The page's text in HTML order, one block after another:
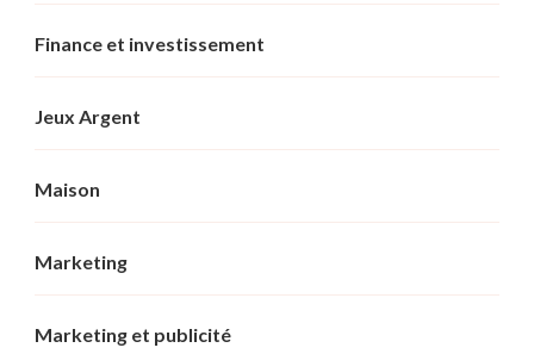
Finance et investissement
Jeux Argent
Maison
Marketing
Marketing et publicité